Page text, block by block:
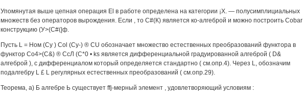
Упомянутая выше цепная операция El в работе определена на категории ¡X. — полусимплициальных
множеств без операторов вырождения. Если , то С#(К) является ко-алгеброй и можно построить Cobar
конструкцию (У>(С#(|ф.
Пусть L = Ном (Су ) Col (Су-) ® CU обозначает множество естественных преобразований функтора в
функтор Со4>(С&) ® СсЛ (С*0 • ks является дифференциальной градуированной алгеброй ( D&
алгеброй ), с дифференциалом который определяется стандартно ( см.опр.4). Через L, обозначим
подалгебру L £ L регулярных естественных преобразований ( см.опр.29).
Теорема, а) Б алгебре Ь существует ffj-мерный элемент , удовлетворяющий условиям :